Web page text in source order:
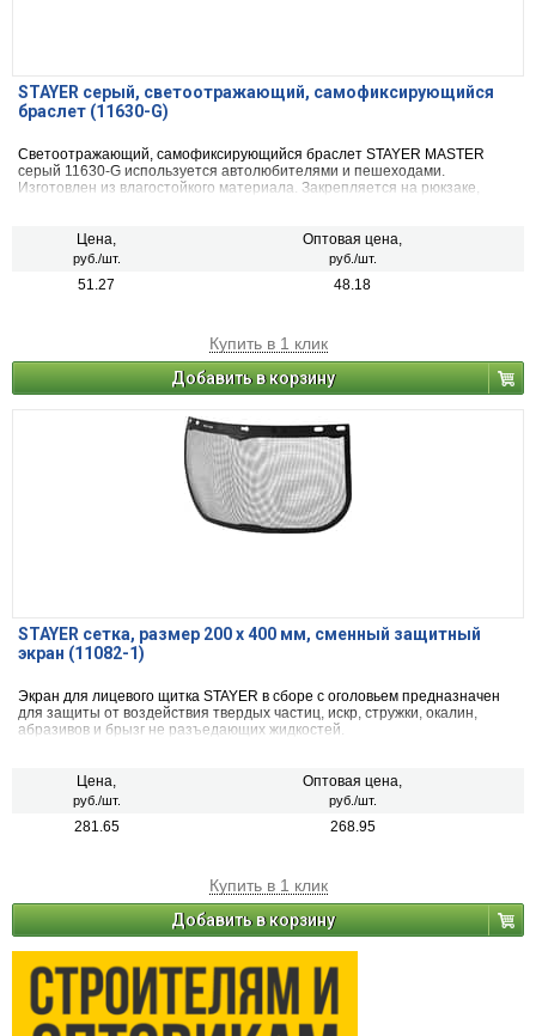
STAYER серый, светоотражающий, самофиксирующийся
браслет (11630-G)
Светоотражающий, самофиксирующийся браслет STAYER MASTER
серый 11630-G используется автолюбителями и пешеходами.
Изготовлен из влагостойкого материала. Закрепляется на рюкзаке,
Цена,
руб./шт.
Оптовая цена,
руб./шт.
51.27 48.18
Купить в 1 клик
Добавить в корзину
STAYER сетка, размер 200 х 400 мм, сменный защитный
экран (11082-1)
Экран для лицевого щитка STAYER в сборе с оголовьем предназначен
для защиты от воздействия твердых частиц, искр, стружки, окалин,
абразивов и брызг не разъедающих жидкостей.
Цена,
руб./шт.
Оптовая цена,
руб./шт.
281.65 268.95
Купить в 1 клик
Добавить в корзину